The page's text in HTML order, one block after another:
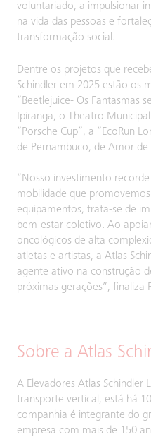
voluntariado, a impulsionar
na vida das pessoas e
transformação social.
Dentre os projetos que
Schindler em 2025 estão os
“Beetlejuice- Os Fantasmas
Ipiranga, o Theatro
“Porsche Cup”, a “EcoRun
de Pernambuco, de Amor
“Nosso investimento
mobilidade que
equipamentos, trata-se de
bem-estar coletivo. Ao
oncológicos de alta
atletas e artistas, a Atlas
agente ativo na construção
próximas gerações”, finaliza
Sobre a Atlas
A Elevadores Atlas Schindler
transporte vertical, está há
companhia é integrante do
empresa com mais de 150